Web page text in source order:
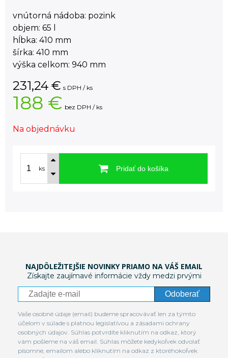
vnútorná nádoba: pozink
objem: 65 l
hĺbka: 410 mm
šírka: 410 mm
výška celkom: 940 mm
231,24 € s DPH / ks
188 € bez DPH / ks
Na objednávku
ks Pridať do košíka
NAJDÔLEŽITEJŠIE NOVINKY PRIAMO NA VÁŠ EMAIL
Získajte zaujímavé informácie vždy medzi prvými
Odoberať
Vaše osobné údaje (email) budeme spracovávať len za týmto
účelom v súlade s platnou legislatívou a zásadami ochrany
osobných údajov. Súhlas potvrdíte kliknutím na odkaz, ktorý
vám pošleme na váš email. Súhlas môžete kedykoľvek odvolať
písomne, emailom alebo kliknutím na odkaz z ktoréhokoľvek